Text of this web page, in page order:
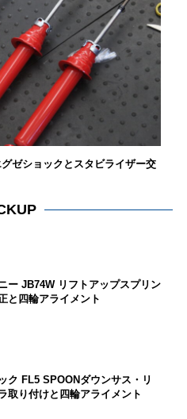
ゼショックとスタビライザー交
ー JB74W リフトアップスプリン
と四輪アライメント
ク FL5 SPOONダウンサス・リ
取り付けと四輪アライメント